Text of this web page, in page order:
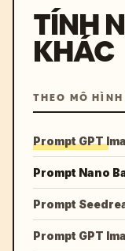
TÍNH
KHÁC
THEO MÔ HÌNH
Prompt GPT
Prompt Nano
Prompt
Prompt GPT